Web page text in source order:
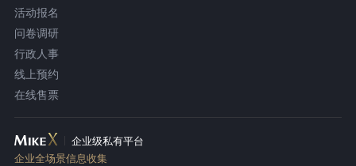
活动报名
问卷调研
行政人事
线上预约
在线售票
企业级私有平台
企业全场景信息收集